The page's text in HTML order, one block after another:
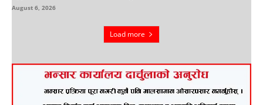
August 6, 2026
Load more